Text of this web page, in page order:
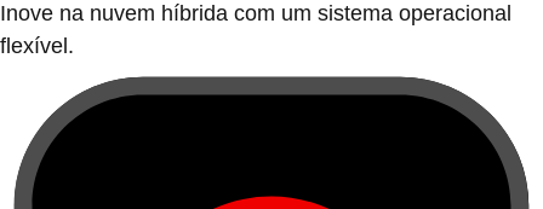
Inove na nuvem híbrida com um sistema operacional
flexível.